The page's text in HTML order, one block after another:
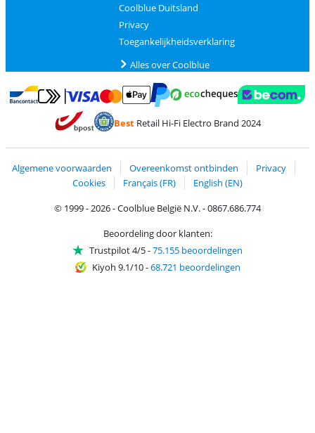
Coolblue Duitsland
Privacy
Toegankelijkheidsverklaring
Alles over Coolblue
Betalen met Bancontact
Betalen met MasterCard en Visa via ClickToPay
Betalen met PayPal
BestRetail Hi-Fi Electro Brand 2024
Algemene voorwaarden Overeenkomst ontbinden
Privacy
Cookies
Français (FR)
English (EN)
© 1999 - 2026 - Coolblue België N.V. - 0867.686.774
Beoordeling door klanten:
Trustpilot 4/5-75.155 beoordelingen
Kiyoh 9.1/10-68.721 beoordelingen